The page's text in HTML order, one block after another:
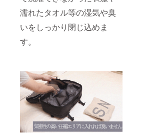
濡れたタオル等の湿気や臭
いをしっかり閉じ込めま
す。